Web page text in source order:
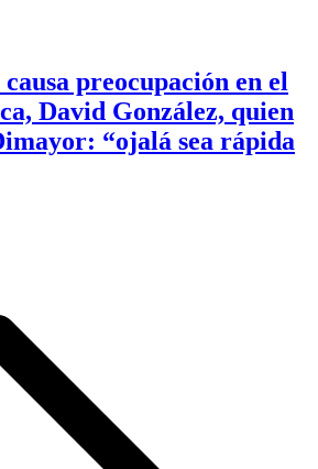
preocupación en el
David González, quien
“ojalá sea rápida